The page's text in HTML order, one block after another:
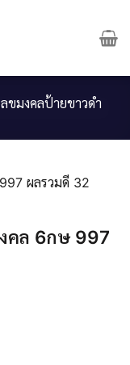
ขมงคลป้ายขาวดำ
คล 6กษ 997